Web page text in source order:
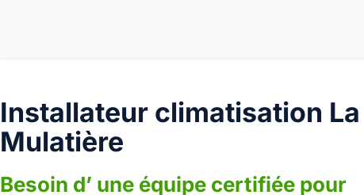
Installateur climatisation La
Mulatière
Besoin d’ une équipe certifiée pour